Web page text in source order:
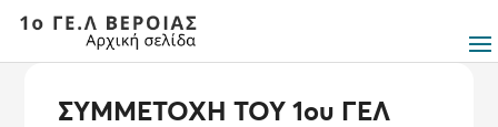
ΣΥΜΜΕΤΟΧΗ ΤΟΥ 1ου ΓΕΛ